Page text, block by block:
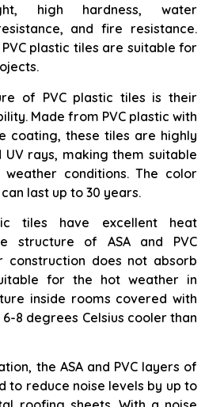
high hardness, water
and fire resistance.
plastic tiles are suitable for
of PVC plastic tiles is their
Made from PVC plastic with
coating, these tiles are highly
rays, making them suitable
conditions. The color
last up to 30 years.
tiles have excellent heat
structure of ASA and PVC
construction does not absorb
for the hot weather in
inside rooms covered with
8 degrees Celsius cooler than
the ASA and PVC layers of
to reduce noise levels by up to